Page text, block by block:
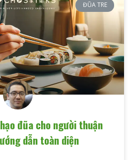
ĐŨA TRE
đũa cho người thuận
dẫn toàn diện